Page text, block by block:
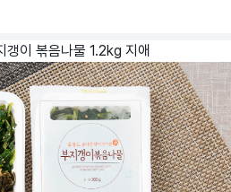
갱이 볶음나물 1.2kg 지애